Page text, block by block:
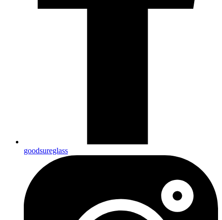
goodsureglass